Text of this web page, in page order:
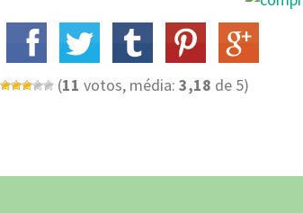
(11 votos, média:3,18 de 5)